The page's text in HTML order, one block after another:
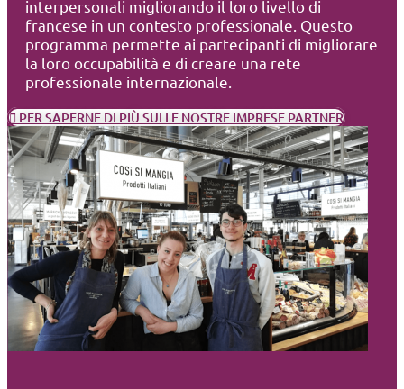
interpersonali migliorando il loro livello di
francese in un contesto professionale. Questo
programma permette ai partecipanti di migliorare
la loro occupabilità e di creare una rete
professionale internazionale.
PER SAPERNE DI PIÙ SULLE NOSTRE IMPRESE PARTNER